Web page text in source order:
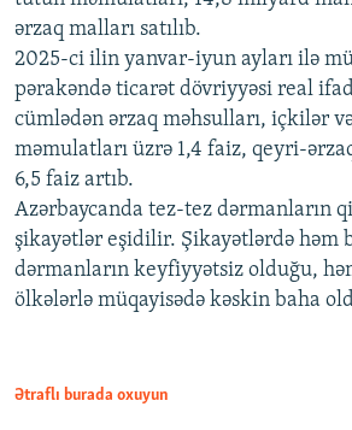
ərzaq malları satılıb.
2025-ci ilin yanvar-iyun ayları ilə
pərakəndə ticarət dövriyyəsi real
cümlədən ərzaq məhsulları, içkilər
məmulatları üzrə 1,4 faiz, qeyri-
6,5 faiz artıb.
Azərbaycanda tez-tez dərmanların
şikayətlər eşidilir. Şikayətlərdə həm
dərmanların keyfiyyətsiz olduğu,
ölkələrlə müqayisədə kəskin baha
Ətraflı burada oxuyun